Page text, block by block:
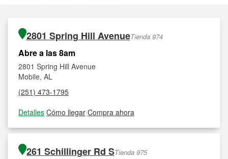
2801 Spring Hill AvenueTienda 974
Abre a las 8am
2801 Spring Hill Avenue
Mobile, AL
(251) 473-1795
Detalles|Cómo llegar|Compra ahora
261 Schillinger Rd STienda 975